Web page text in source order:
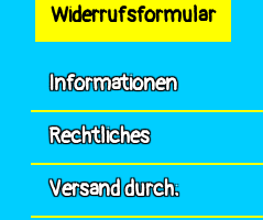
Widerrufsformular
Informationen
Rechtliches
Versand durch: